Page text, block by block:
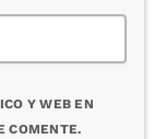
Y WEB EN
COMENTE.